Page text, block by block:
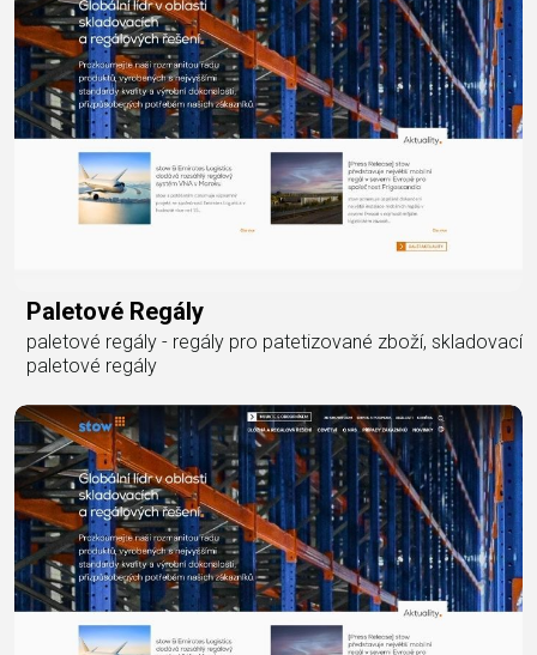
Paletové Regály
paletové regály - regály pro patetizované zboží, skladovací
paletové regály